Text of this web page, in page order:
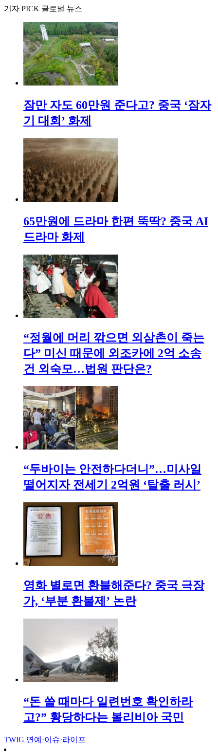
기자 PICK 글로벌 뉴스
잠만 자도 60만원 준다고? 중국 ‘잠자
기 대회’ 화제
65만원에 드라마 한편 뚝딱? 중국 AI
드라마 화제
“정월에 머리 깎으면 외삼촌이 죽는
다” 미신 때문에 외조카에 2억 소송
건 외숙모…법원 판단은?
“두바이는 안전하다더니”…미사일
떨어지자 전세기 2억원 ‘탈출 러시’
영화 별로면 환불해준다? 중국 극장
가, ‘부분 환불제’ 논란
“돈 쓸 때마다 일련번호 확인하라
고?” 황당하다는 볼리비아 국민
TWIG 연예·이슈·라이프